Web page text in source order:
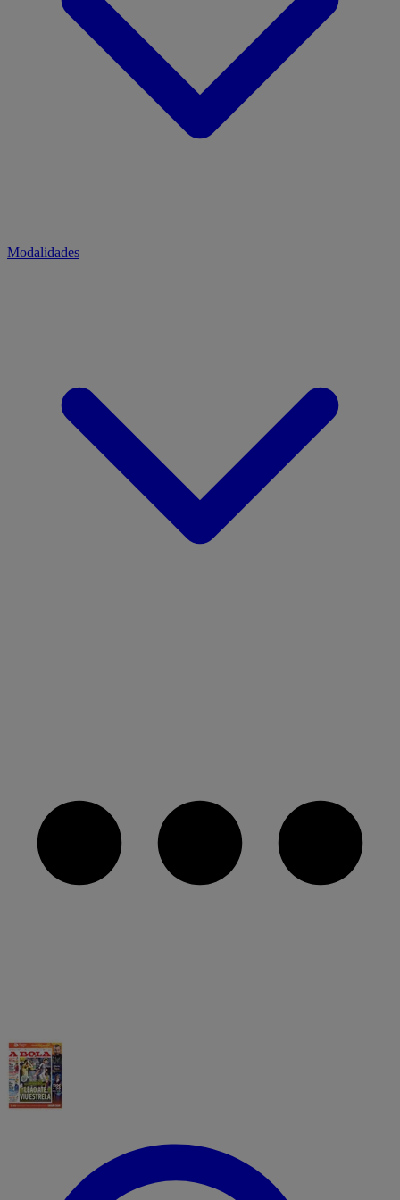
Modalidades